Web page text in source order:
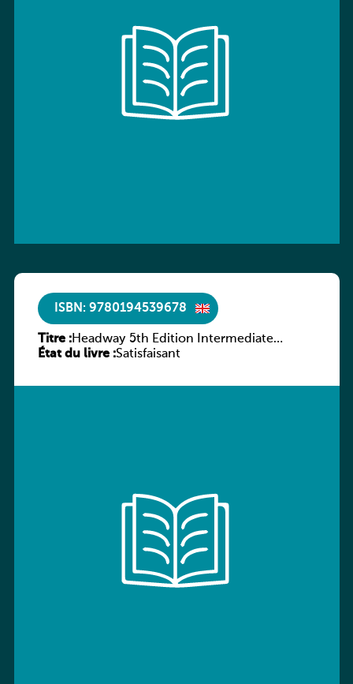
ISBN: 9780194539678
Titre :Headway 5th Edition Intermediate
Workbook without key
État du livre :Satisfaisant